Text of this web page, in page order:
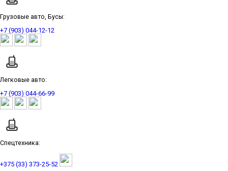
Грузовые авто, Бусы:
+7 (903) 044-12-12
Легковые авто:
+7 (903) 044-66-99
Спецтехника:
+375 (33) 373-25-52